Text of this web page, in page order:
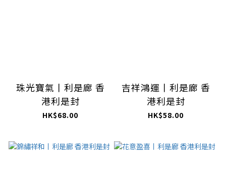
珠光寶氣丨利是廊 香
港利是封
HK$68.00
吉祥鴻運丨利是廊 香
港利是封
HK$58.00